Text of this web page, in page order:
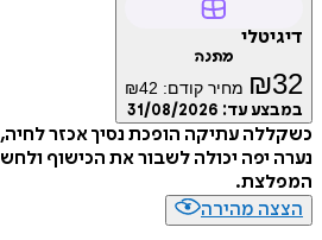
₪ מחיר קודם: ₪42
עד:31/08/2026
עתיקה הופכת נסיך אכזר לחיה, רק
יפה יכולה לשבור את הכישוף ולחשוף
מהירה